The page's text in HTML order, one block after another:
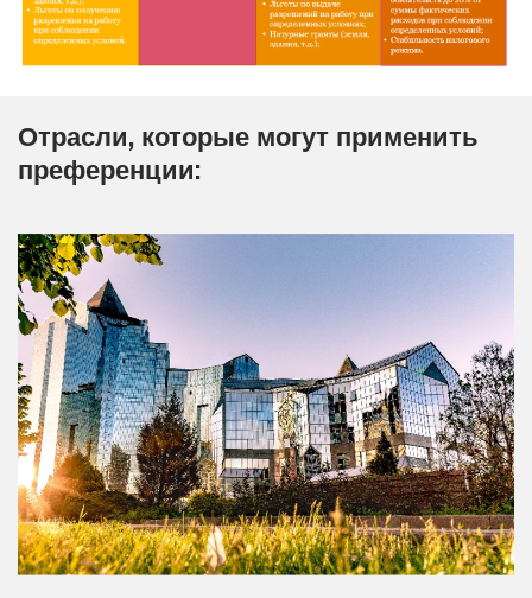
Отрасли, которые могут применить
преференции: